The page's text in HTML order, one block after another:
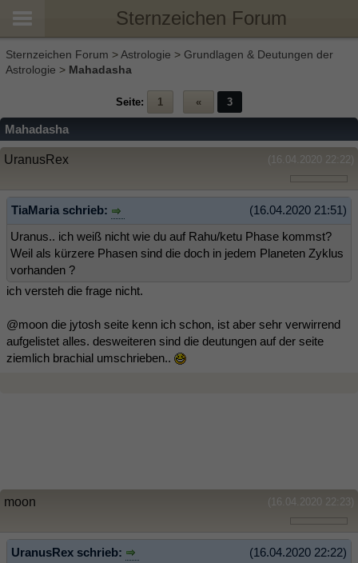
Sternzeichen Forum
Sternzeichen Forum >Astrologie > Grundlagen & Deutungen der
Astrologie > Mahadasha
Seite: 1 « 3
Mahadasha
(16.04.2020 22:22)
UranusRex
(16.04.2020 21:51)
TiaMaria schrieb:
Uranus.. ich weiß nicht wie du auf Rahu/ketu Phase kommst?
Weil als kürzere Phasen sind die doch in jedem Planeten Zyklus
vorhanden ?
ich versteh die frage nicht.
@moon die jytosh seite kenn ich schon, ist aber sehr verwirrend
aufgelistet alles. desweiteren sind die deutungen auf der seite
ziemlich brachial umschrieben..
(16.04.2020 22:23)
moon
(16.04.2020 22:22)
UranusRex schrieb: